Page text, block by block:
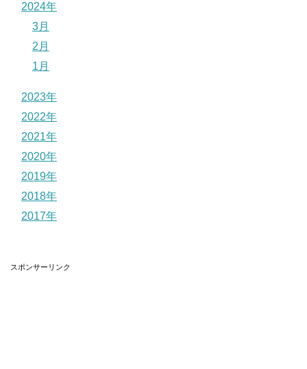
2024年
3月
2月
1月
2023年
2022年
2021年
2020年
2019年
2018年
2017年
スポンサーリンク